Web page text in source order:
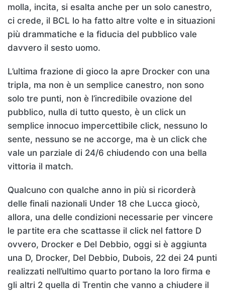
molla, incita, si esalta anche per un solo canestro,
ci crede, il BCL lo ha fatto altre volte e in situazioni
più drammatiche e la fiducia del pubblico vale
davvero il sesto uomo.
L’ultima frazione di gioco la apre Drocker con una
tripla, ma non è un semplice canestro, non sono
solo tre punti, non è l’incredibile ovazione del
pubblico, nulla di tutto questo, è un click un
semplice innocuo impercettibile click, nessuno lo
sente, nessuno se ne accorge, ma è un click che
vale un parziale di 24/6 chiudendo con una bella
vittoria il match.
Qualcuno con qualche anno in più si ricorderà
delle finali nazionali Under 18 che Lucca giocò,
allora, una delle condizioni necessarie per vincere
le partite era che scattasse il click nel fattore D
ovvero, Drocker e Del Debbio, oggi si è aggiunta
una D, Drocker, Del Debbio, Dubois, 22 dei 24 punti
realizzati nell’ultimo quarto portano la loro firma e
gli altri 2 quella di Trentin che vanno a chiudere il